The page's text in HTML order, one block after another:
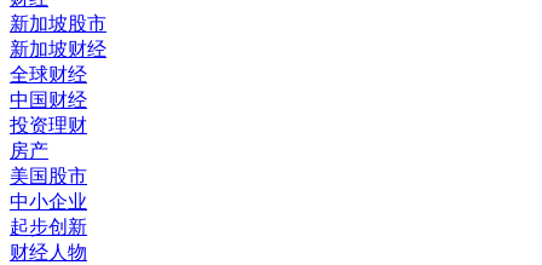
新加坡股市
新加坡财经
全球财经
中国财经
投资理财
房产
美国股市
中小企业
起步创新
财经人物